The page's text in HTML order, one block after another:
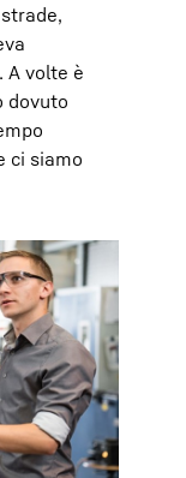
A volte è
dovuto
ci siamo